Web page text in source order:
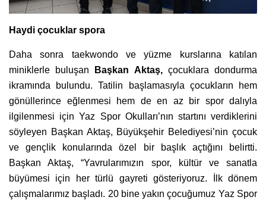
Haydi çocuklar spora
Daha sonra taekwondo ve yüzme kurslarına katılan
miniklerle buluşan
Başkan Aktaş, çocuklara dondurma
ikramında bulundu. Tatilin başlamasıyla çocukların hem
gönüllerince eğlenmesi hem de en az bir spor dalıyla
ilgilenmesi için Yaz Spor Okulları’nın startını verdiklerini
söyleyen Başkan Aktaş, Büyükşehir Belediyesi’nin çocuk
ve gençlik konularında özel bir başlık açtığını belirtti.
Başkan Aktaş, “Yavrularımızın spor, kültür ve sanatla
büyümesi için her türlü gayreti gösteriyoruz. İlk dönem
çalışmalarımız başladı. 20 bine yakın çocuğumuz Yaz Spor